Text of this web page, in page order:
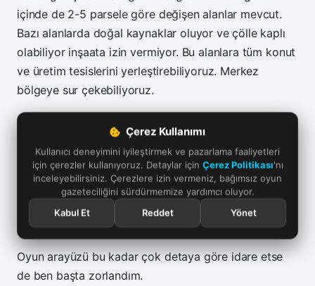
Çerez Kullanımı
Kullanıcı deneyimini iyileştirmek ve pazarlama faaliyetleri
için çerezler kullanıyoruz. Detaylar için Çerez Politikası'nı
inceleyebilirsiniz. Çerezlere izin vermeniz, bağımsız oyun
gazeteciliğini sürdürmemize yardımcı oluyor.
Kabul Et
Reddet Yönet
içinde de 2-5 parsele göre değişen alanlar mevcut.
Bazı alanlarda doğal kaynaklar oluyor ve çölle kaplı
olabiliyor inşaata izin vermiyor. Bu alanlara tüm konut
ve üretim tesislerini yerleştirebiliyoruz. Merkez
bölgeye sur çekebiliyoruz.
Yol inşası için özel bir panel hazırlanmış. Pasif
durumdaki yollarda şehirler arasında çekilebiliyor.
Eğer komşunuzla dostsanız sınır kapısı yapımına izin
veriyor. Yol izni sağlıyor yani. Başta ben nereden bina
yapacağım diye araştırırsanız bölgeye tıklayın ve üst
ortadaki alandan proje seç deyin!
Oyun arayüzü bu kadar çok detaya göre idare etse
de ben başta zorlandım.